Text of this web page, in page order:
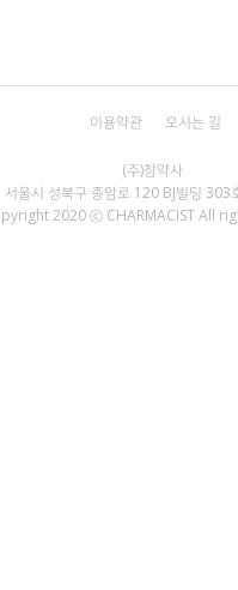
서울시 성북구 종암로 120 BJ빌딩 303
2020 ⓒ CHARMACIST All
이용약관 오시는 길